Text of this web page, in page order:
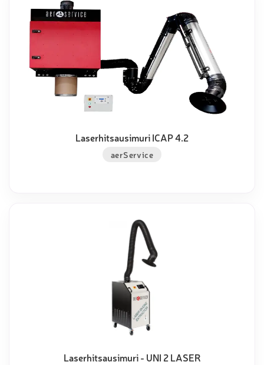
Laserhitsausimuri ICAP 4.2
aerService
Laserhitsausimuri - UNI 2 LASER